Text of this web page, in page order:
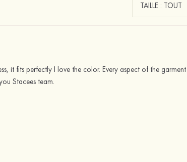
it fits perfectly I love the color. Every aspect of the
Stacees team.